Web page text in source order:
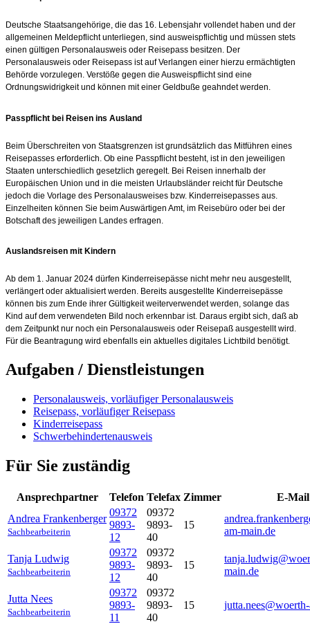
Deutsche Staatsangehörige, die das 16. Lebensjahr vollendet haben und der
allgemeinen Meldepflicht unterliegen, sind ausweispflichtig und müssen stets
einen gültigen Personalausweis oder Reisepass besitzen. Der
Personalausweis oder Reisepass ist auf Verlangen einer hierzu ermächtigten
Behörde vorzulegen. Verstöße gegen die Ausweispflicht sind eine
Ordnungswidrigkeit und können mit einer Geldbuße geahndet werden.
Passpflicht bei Reisen ins Ausland
Beim Überschreiten von Staatsgrenzen ist grundsätzlich das Mitführen eines
Reisepasses erforderlich. Ob eine Passpflicht besteht, ist in den jeweiligen
Staaten unterschiedlich gesetzlich geregelt. Bei Reisen innerhalb der
Europäischen Union und in die meisten Urlaubsländer reicht für Deutsche
jedoch die Vorlage des Personalausweises bzw. Kinderreisepasses aus.
Einzelheiten können Sie beim Auswärtigen Amt, im Reisebüro oder bei der
Botschaft des jeweiligen Landes erfragen.
Auslandsreisen mit Kindern
Ab dem 1. Januar 2024 dürfen Kinderreisepässe nicht mehr neu ausgestellt,
verlängert oder aktualisiert werden. Bereits ausgestellte Kinderreisepässe
können bis zum Ende ihrer Gültigkeit weiterverwendet werden, solange das
Kind auf dem verwendeten Bild noch erkennbar ist. Daraus ergibt sich, daß ab
dem Zeitpunkt nur noch ein Personalausweis oder Reisepaß ausgestellt wird.
Für die Beantragung wird ebenfalls ein aktuelles digitales Lichtbild benötigt.
Aufgaben / Dienstleistungen
Personalausweis, vorläufiger Personalausweis
Reisepass, vorläufiger Reisepass
Kinderreisepass
Schwerbehindertenausweis
Für Sie zuständig
Ansprechpartner Telefon Telefax Zimmer
E-Mail
Andrea Frankenberger
Sachbearbeiterin
09372
9893-
12
09372
9893-
40
15
am-main.de
Tanja Ludwig
Sachbearbeiterin
09372
9893-
12
09372
9893-
40
15
main.de
Jutta Nees
Sachbearbeiterin
09372
9893-
11
09372
9893-
40
15